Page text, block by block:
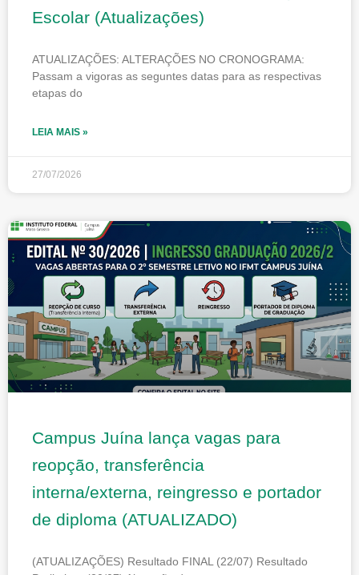
Escolar (Atualizações)
ATUALIZAÇÕES: ALTERAÇÕES NO CRONOGRAMA:
Passam a vigoras as seguntes datas para as respectivas
etapas do
LEIA MAIS »
27/07/2026
Campus Juína lança vagas para
reopção, transferência
interna/externa, reingresso e portador
de diploma (ATUALIZADO)
(ATUALIZAÇÕES) Resultado FINAL (22/07) Resultado